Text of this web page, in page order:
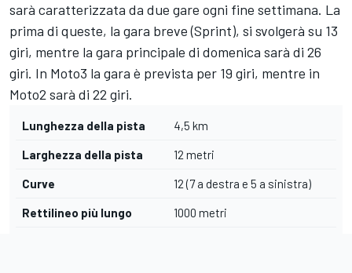
sarà caratterizzata da due gare ogni fine settimana. La
prima di queste, la gara breve (Sprint), si svolgerà su 13
giri, mentre la gara principale di domenica sarà di 26
giri. In Moto3 la gara è prevista per 19 giri, mentre in
Moto2 sarà di 22 giri.
Lunghezza della pista 4,5 km
Larghezza della pista 12 metri
Curve 12 (7 a destra e 5 a sinistra)
Rettilineo più lungo 1000 metri